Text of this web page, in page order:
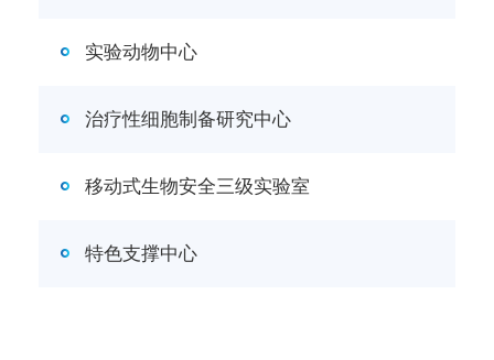
实验动物中心
治疗性细胞制备研究中心
移动式生物安全三级实验室
特色支撑中心